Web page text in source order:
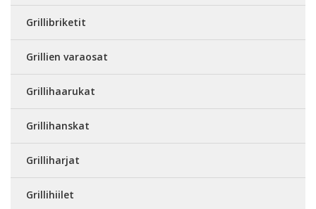
Grillibriketit
Grillien varaosat
Grillihaarukat
Grillihanskat
Grilliharjat
Grillihiilet